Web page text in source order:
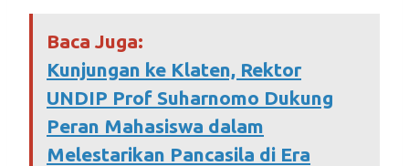
Baca Juga:
Kunjungan ke Klaten, Rektor
UNDIP Prof Suharnomo Dukung
Peran Mahasiswa dalam
Melestarikan Pancasila di Era